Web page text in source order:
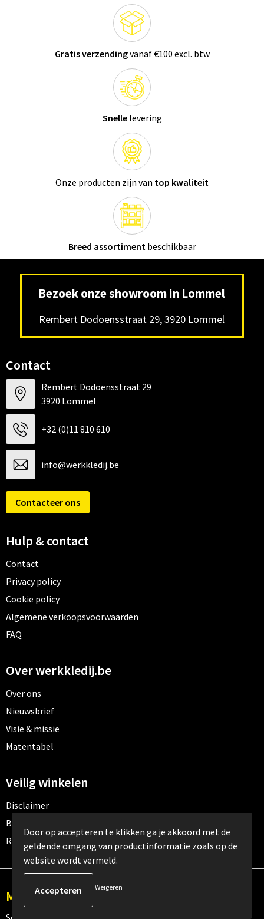
Gratis verzendingvanaf €100 excl. btw
Snellelevering
Onze producten zijn van top kwaliteit
Breed assortiment beschikbaar
Bezoek onze showroom in Lommel
Rembert Dodoensstraat 29, 3920 Lommel
Contact
Rembert Dodoensstraat 29
3920 Lommel
+32 (0)11 810 610
info@werkkledij.be
Contacteer ons
Hulp & contact
Contact
Privacy policy
Cookie policy
Algemene verkoopsvoorwaarden
FAQ
Over werkkledij.be
Over ons
Nieuwsbrief
Visie & missie
Matentabel
Veilig winkelen
Disclaimer
Betaalmethoden
Retourneren
Meld je aan voor onze nieuwsbrief
Door op accepteren te klikken ga je akkoord met de
geldende omgang van productinformatie zoals op de
website wordt vermeld.
Weigeren